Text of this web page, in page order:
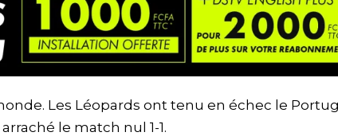
Les Léopards ont tenu en échec le
le match nul 1-1.